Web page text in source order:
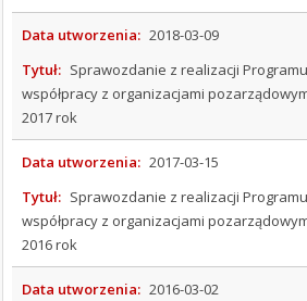
PUBLICZNA
BIP
GCKIB
OGŁOSZENIA
STATUT
BUDŻET
Data utworzenia: 2018-03-09
Tytuł: Sprawozdanie z realizacji Programu
współpracy z organizacjami
2017 rok
Data utworzenia: 2017-03-15
Tytuł: Sprawozdanie z realizacji Programu
współpracy z organizacjami
2016 rok
Data utworzenia: 2016-03-02